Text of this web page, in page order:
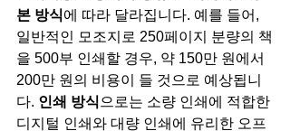
본 방식에 따라 달라집니다. 예를 들어,
일반적인 모조지로 250페이지 분량의 책
을 500부 인쇄할 경우, 약 150만 원에서
200만 원의 비용이 들 것으로 예상됩니
다. 인쇄 방식 으로는 소량 인쇄에 적합한
디지털 인쇄와 대량 인쇄에 유리한 오프